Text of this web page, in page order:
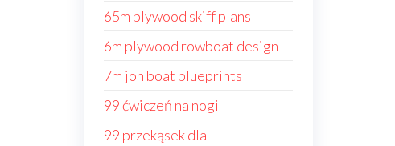
65m plywood skiff plans
6m plywood rowboat design
7m jon boat blueprints
99 ćwiczeń na nogi
99 przekąsek dla